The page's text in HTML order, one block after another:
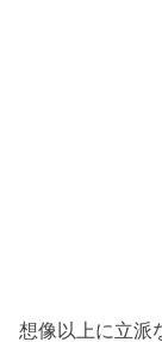
想像以上に立派